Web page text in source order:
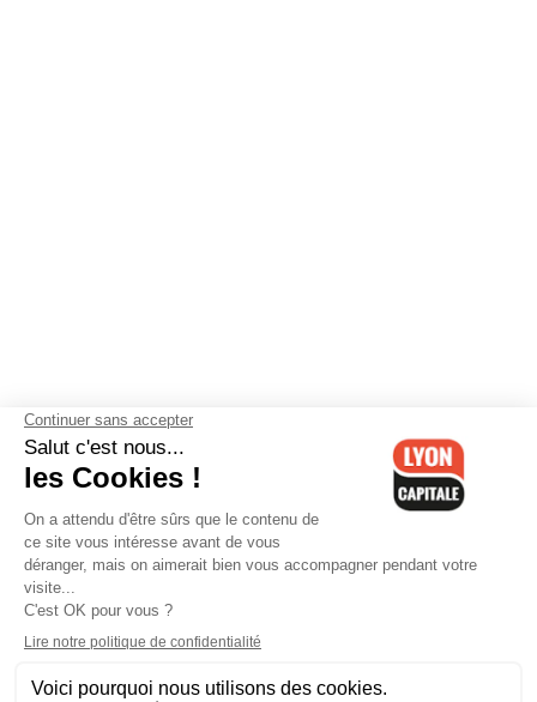
Contactez-nous-Mentions légales-CGV-Politique de